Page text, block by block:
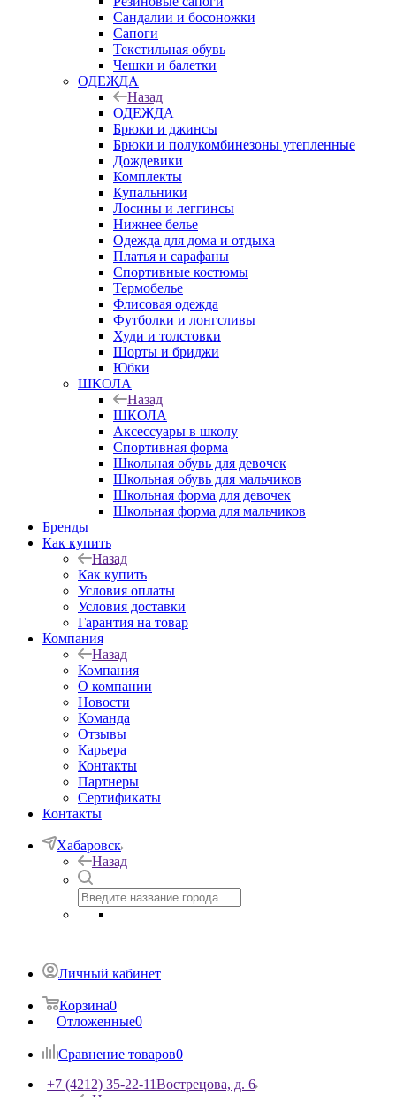
Сандалии и босоножки
Сапоги
Текстильная обувь
Чешки и балетки
ОДЕЖДА
Назад
ОДЕЖДА
Брюки и джинсы
Брюки и полукомбинезоны утепленные
Дождевики
Комплекты
Купальники
Лосины и леггинсы
Нижнее белье
Одежда для дома и отдыха
Платья и сарафаны
Спортивные костюмы
Термобелье
Флисовая одежда
Футболки и лонгсливы
Худи и толстовки
Шорты и бриджи
Юбки
ШКОЛА
Назад
ШКОЛА
Аксессуары в школу
Спортивная форма
Школьная обувь для девочек
Школьная обувь для мальчиков
Школьная форма для девочек
Школьная форма для мальчиков
Бренды
Как купить
Назад
Как купить
Условия оплаты
Условия доставки
Гарантия на товар
Компания
Назад
Компания
О компании
Новости
Команда
Отзывы
Карьера
Контакты
Партнеры
Сертификаты
Контакты
Хабаровск
Назад
Личный кабинет
Корзина0
Отложенные0
Сравнение товаров0
+7 (4212) 35-22-11Вострецова, д. 6